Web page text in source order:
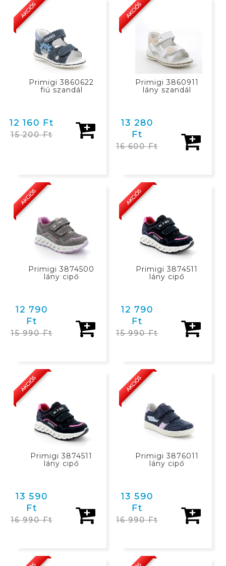
AKCIÓS
Primigi 3860622
fiú szandál
12 160 Ft
15 200 Ft
AKCIÓS
Primigi 3860911
lány szandál
13 280
Ft
16 600 Ft
AKCIÓS
Primigi 3874500
lány cipő
12 790
Ft
15 990 Ft
AKCIÓS
Primigi 3874511
lány cipő
12 790
Ft
15 990 Ft
AKCIÓS
Primigi 3874511
lány cipő
13 590
Ft
16 990 Ft
AKCIÓS
Primigi 3876011
lány cipő
13 590
Ft
16 990 Ft